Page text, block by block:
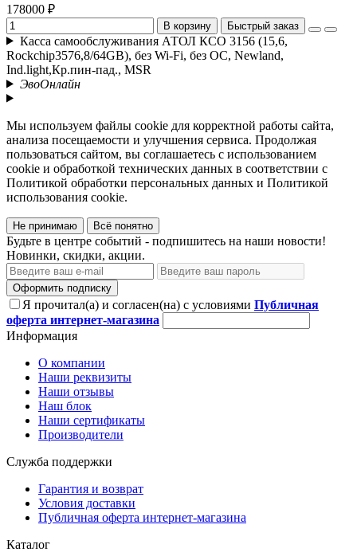
178000 ₽
В корзину Быстрый заказ
Касса самообслуживания АТОЛ КСО 3156 (15,6,
Rockchip3576,8/64GB), без Wi-Fi, без ОС, Newland,
Ind.light,Кр.пин-пад., MSR
ЭвоОнлайн
Мы используем файлы cookie для корректной работы сайта,
анализа посещаемости и улучшения сервиса. Продолжая
пользоваться сайтом, вы соглашаетесь с использованием
cookie и обработкой технических данных в соответствии с
Политикой обработки персональных данных и Политикой
использования cookie.
Не принимаю Всё понятно
Будьте в центре событий - подпишитесь на наши новости!
Новинки, скидки, акции.
Оформить подписку
Я прочитал(а) и согласен(на) с условиями Публичная
оферта интернет-магазина
Информация
О компании
Наши реквизиты
Наши отзывы
Наш блок
Наши сертификаты
Производители
Служба поддержки
Гарантия и возврат
Условия доставки
Публичная оферта интернет-магазина
Каталог